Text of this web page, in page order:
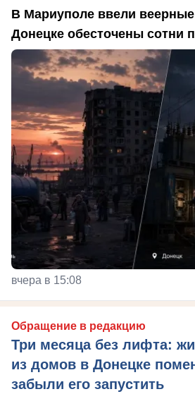
В Мариуполе ввели
Донецке обесточены сотни
вчера в 15:08
Обращение в редакцию
Три месяца без лифта:
из домов в Донецке
забыли его запустить